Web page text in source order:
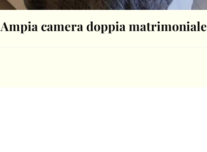
Ampia camera doppia matrimoniale